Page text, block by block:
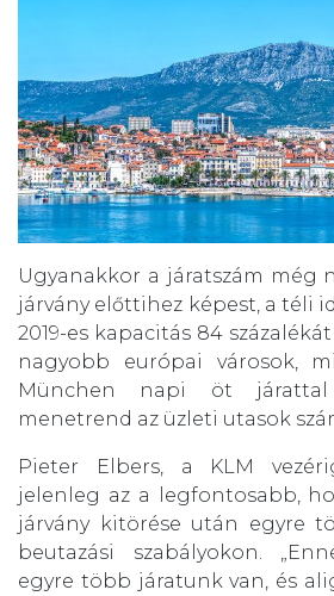
Ugyanakkor a járatszám még
járvány előttihez képest, a téli
2019-es kapacitás 84
nagyobb európai városok,
München napi öt
menetrend az üzleti utasok
Pieter Elbers, a KLM
jelenleg az a legfontosabb,
járvány kitörése után egyre
beutazási szabályokon.
egyre több járatunk van, és